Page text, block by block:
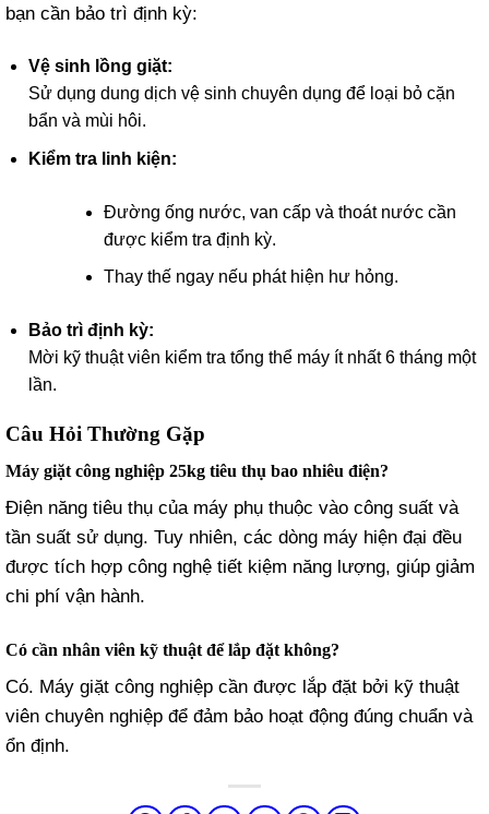
bạn cần bảo trì định kỳ:
Vệ sinh lồng giặt:
Sử dụng dung dịch vệ sinh chuyên dụng để loại bỏ cặn
bẩn và mùi hôi.
Kiểm tra linh kiện:
Đường ống nước, van cấp và thoát nước cần
được kiểm tra định kỳ.
Thay thế ngay nếu phát hiện hư hỏng.
Bảo trì định kỳ:
Mời kỹ thuật viên kiểm tra tổng thể máy ít nhất 6 tháng một
lần.
Câu Hỏi Thường Gặp
Máy giặt công nghiệp 25kg tiêu thụ bao nhiêu điện?
Điện năng tiêu thụ của máy phụ thuộc vào công suất và
tần suất sử dụng. Tuy nhiên, các dòng máy hiện đại đều
được tích hợp công nghệ tiết kiệm năng lượng, giúp giảm
chi phí vận hành.
Có cần nhân viên kỹ thuật để lắp đặt không?
Có. Máy giặt công nghiệp cần được lắp đặt bởi kỹ thuật
viên chuyên nghiệp để đảm bảo hoạt động đúng chuẩn và
ổn định.